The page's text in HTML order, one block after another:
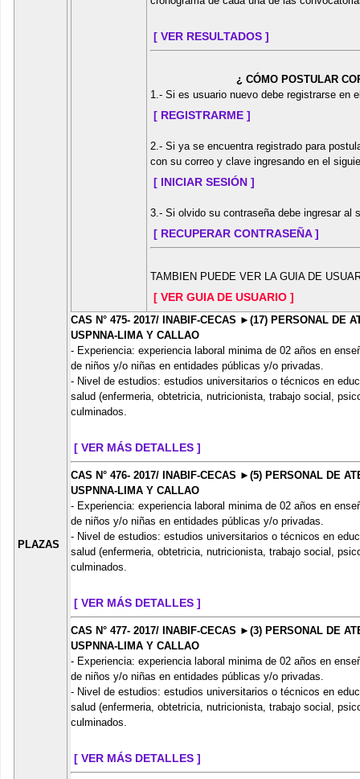
PLAZAS
[ VER RESULTADOS ]
¿ CÓMO POSTULAR
1.- Si es usuario nuevo debe registrarse en
[ REGISTRARME ]
2.- Si ya se encuentra registrado para
con su correo y clave ingresando en el
[ INICIAR SESIÓN ]
3.- Si olvido su contraseña debe ingresar al
[ RECUPERAR CONTRASEÑA ]
TAMBIEN PUEDE VER LA GUIA DE
[ VER GUIA DE USUARIO ]
CAS N° 475- 2017/ INABIF-CECAS ►(17) PERSONAL DE
USPNNA-LIMA Y CALLAO
- Experiencia: experiencia laboral minima de 02 años en
de niños y/o niñas en entidades públicas y/o privadas.
- Nivel de estudios: estudios universitarios o técnicos en
salud (enfermeria, obtetricia, nutricionista, trabajo social,
culminados.
[ VER MÁS DETALLES ]
CAS N° 476- 2017/ INABIF-CECAS ►(5) PERSONAL DE
USPNNA-LIMA Y CALLAO
- Experiencia: experiencia laboral minima de 02 años en
de niños y/o niñas en entidades públicas y/o privadas.
- Nivel de estudios: estudios universitarios o técnicos en
salud (enfermeria, obtetricia, nutricionista, trabajo social,
culminados.
[ VER MÁS DETALLES ]
CAS N° 477- 2017/ INABIF-CECAS ►(3) PERSONAL DE
USPNNA-LIMA Y CALLAO
- Experiencia: experiencia laboral minima de 02 años en
de niños y/o niñas en entidades públicas y/o privadas.
- Nivel de estudios: estudios universitarios o técnicos en
salud (enfermeria, obtetricia, nutricionista, trabajo social,
culminados.
[ VER MÁS DETALLES ]